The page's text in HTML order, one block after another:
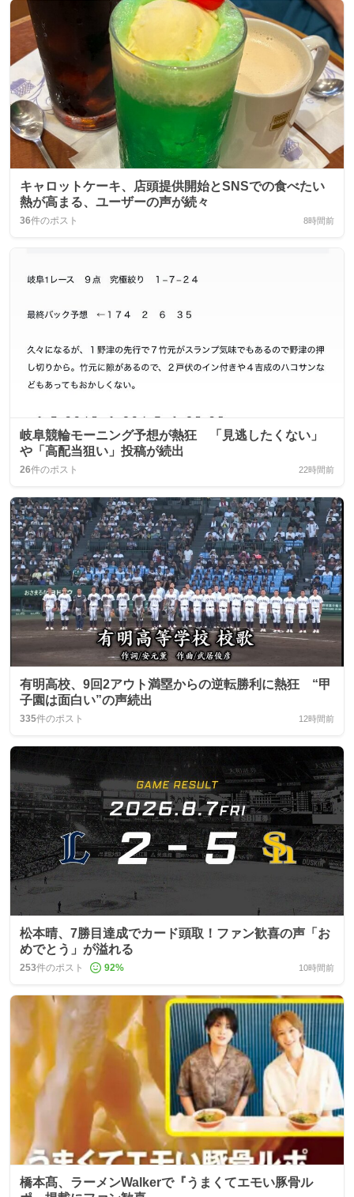
キャロットケーキ、店頭提供開始とSNSでの食べたい
熱が高まる、ユーザーの声が続々
36件のポスト 8時間前
岐阜競輪モーニング予想が熱狂 「見逃したくない」
や「高配当狙い」投稿が続出
26件のポスト 22時間前
有明高校、9回2アウト満塁からの逆転勝利に熱狂 “甲
子園は面白い”の声続出
335件のポスト 12時間前
松本晴、7勝目達成でカード頭取！ファン歓喜の声「お
めでとう」が溢れる
253件のポスト 92% 10時間前
橋本髙、ラーメンWalkerで『うまくてエモい豚骨ル